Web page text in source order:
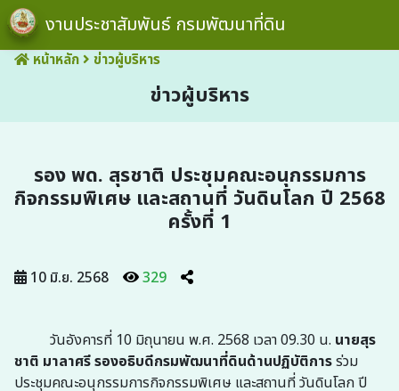
งานประชาสัมพันธ์ กรมพัฒนาที่ดิน
หน้าหลัก ข่าวผู้บริหาร
ข่าวผู้บริหาร
รอง พด. สุรชาติ ประชุมคณะอนุกรรมการ
กิจกรรมพิเศษ และสถานที่ วันดินโลก ปี 2568
ครั้งที่ 1
10 มิ.ย. 2568 329
วันอังคารที่ 10 มิถุนายน พ.ศ. 2568 เวลา09.30 น. นายสุร
ชาติ มาลาศรี รองอธิบดีกรมพัฒนาที่ดินด้านปฏิบัติการร่วม
ประชุมคณะอนุกรรมการกิจกรรมพิเศษ และสถานที่ วันดินโลก ปี